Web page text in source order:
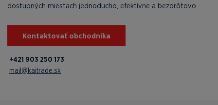
dostupných miestach jednoducho, efektívne a bezdrôtovo.
Kontaktovať obchodníka
+421 903 250 173
mail@kaitrade.sk